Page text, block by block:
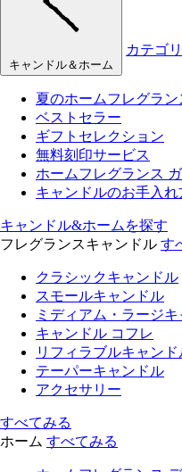
キャンドル＆ホーム
カテゴ
夏のホームフレグラン
ベストセラー
ギフトセレクション
無料刻印サービス
ホームフレグランス
キャンドルのお手入れ
キャンドル&ホームを探す
フレグランスキャンドル す
クラシックキャンドル
スモールキャンドル
ミディアム・ラージ
キャンドル コフレ
リフィラブルキャンド
テーパーキャンドル
アクセサリー
すべてみる
ホーム すべてみる